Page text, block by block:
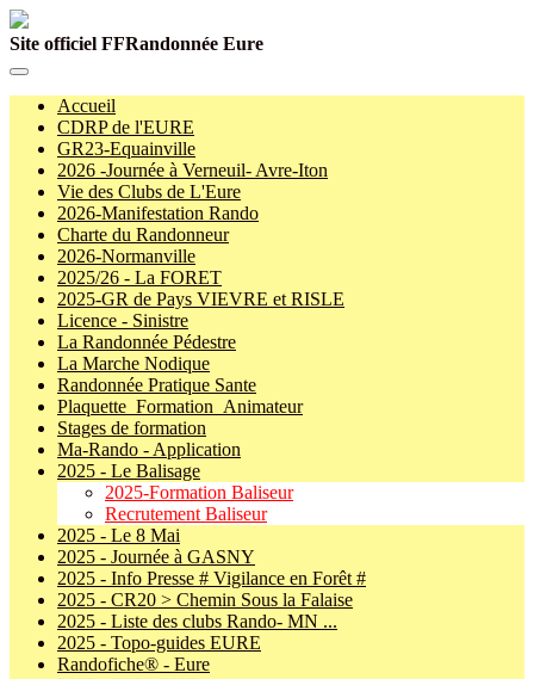
Site officiel FFRandonnée Eure
Accueil
CDRP de l'EURE
GR23-Equainville
2026 -Journée à Verneuil- Avre-Iton
Vie des Clubs de L'Eure
2026-Manifestation Rando
Charte du Randonneur
2026-Normanville
2025/26 - La FORET
2025-GR de Pays VIEVRE et RISLE
Licence - Sinistre
La Randonnée Pédestre
La Marche Nodique
Randonnée Pratique Sante
Plaquette_Formation_Animateur
Stages de formation
Ma-Rando - Application
2025 - Le Balisage
2025-Formation Baliseur
Recrutement Baliseur
2025 - Le 8 Mai
2025 - Journée à GASNY
2025 - Info Presse # Vigilance en Forêt #
2025 - CR20 > Chemin Sous la Falaise
2025 - Liste des clubs Rando- MN ...
2025 - Topo-guides EURE
Randofiche® - Eure